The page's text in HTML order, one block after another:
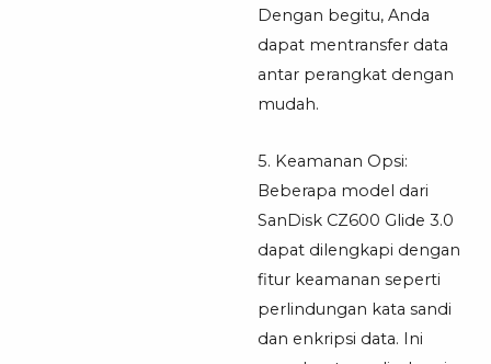
Dengan begitu, Anda
dapat mentransfer data
antar perangkat dengan
mudah.
5. Keamanan Opsi:
Beberapa model dari
SanDisk CZ600 Glide 3.0
dapat dilengkapi dengan
fitur keamanan seperti
perlindungan kata sandi
dan enkripsi data. Ini